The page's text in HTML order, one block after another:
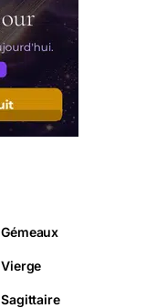
Gémeaux
Vierge
Sagittaire